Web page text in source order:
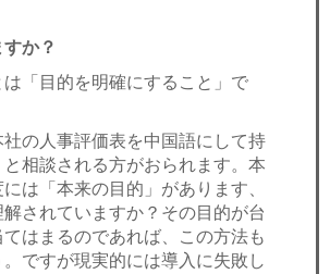
か？
「目的を明確にすること」で
の人事評価表を中国語にして持
相談される方がおられます。本
は「本来の目的」があります、
されていますか？その目的が台
はまるのであれば、この方法も
ですが現実的には導入に失敗し